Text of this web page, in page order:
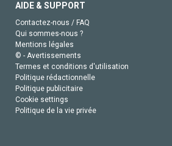
AIDE & SUPPORT
Contactez-nous / FAQ
Qui sommes-nous ?
Mentions légales
© - Avertissements
Termes et conditions d'utilisation
Politique rédactionnelle
Politique publicitaire
Cookie settings
Politique de la vie privée